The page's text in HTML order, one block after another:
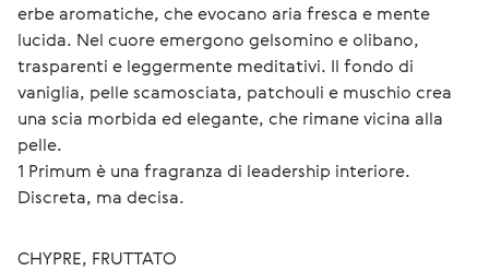
erbe aromatiche, che evocano aria fresca e mente
lucida. Nel cuore emergono gelsomino e olibano,
trasparenti e leggermente meditativi. Il fondo di
vaniglia, pelle scamosciata, patchouli e muschio crea
una scia morbida ed elegante, che rimane vicina alla
pelle.
1 Primum è una fragranza di leadership interiore.
Discreta, ma decisa.
CHYPRE, FRUTTATO